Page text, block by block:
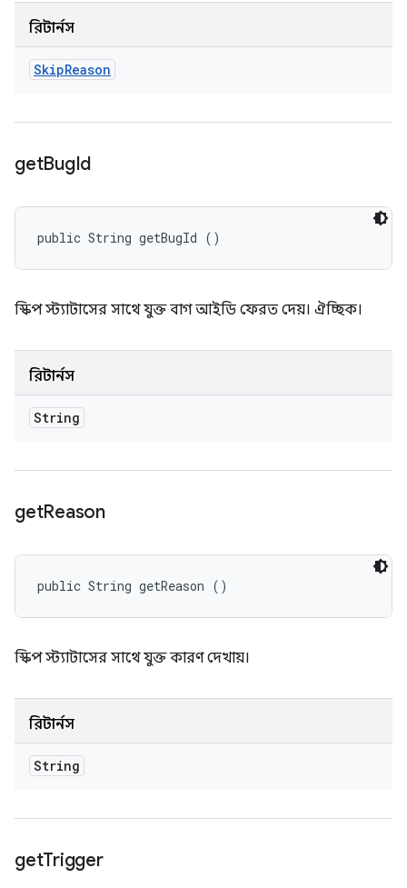
রিটার্নস
SkipReason
getBugId
public String getBugId ()
স্কিপ স্ট্যাটাসের সাথে যুক্ত বাগ আইডি ফেরত দেয়। ঐচ্ছিক।
রিটার্নস
String
getReason
public String getReason ()
স্কিপ স্ট্যাটাসের সাথে যুক্ত কারণ দেখায়।
রিটার্নস
String
getTrigger